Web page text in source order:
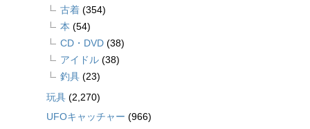
古着 (354)
本 (54)
CD・DVD (38)
アイドル (38)
釣具 (23)
玩具 (2,270)
UFOキャッチャー (966)